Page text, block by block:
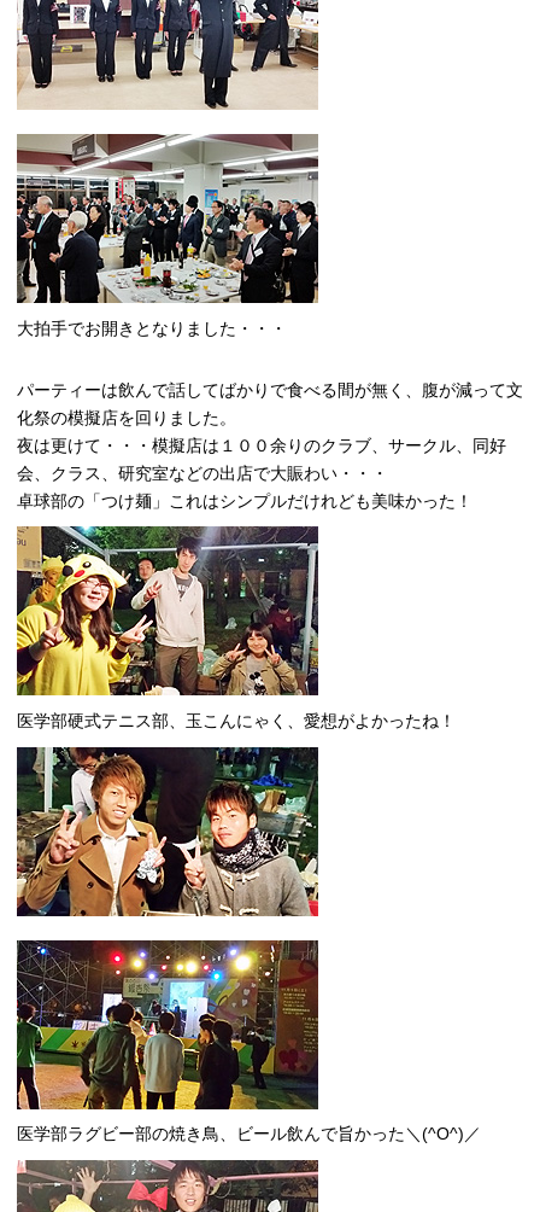
大拍手でお開きとなりました・・・
パーティーは飲んで話してばかりで食べる間が無く、腹が減って文
化祭の模擬店を回りました。
夜は更けて・・・模擬店は１００余りのクラブ、サークル、同好
会、クラス、研究室などの出店で大賑わい・・・
卓球部の「つけ麺」これはシンプルだけれども美味かった！
医学部硬式テニス部、玉こんにゃく、愛想がよかったね！
医学部ラグビー部の焼き鳥、ビール飲んで旨かった＼(^O^)／